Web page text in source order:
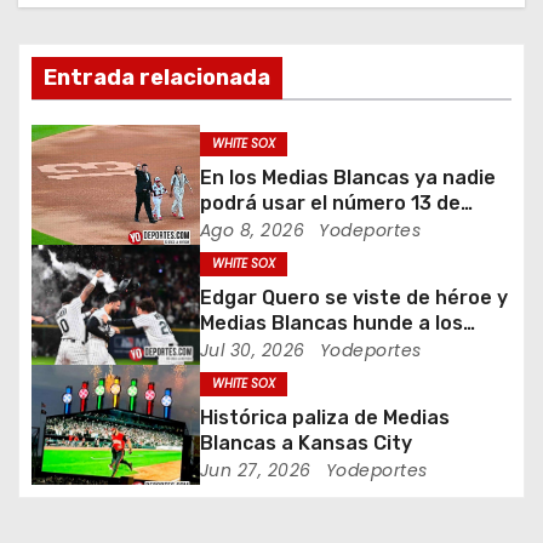
c
i
ó
n
d
e
e
n
t
Entrada relacionada
WHITE SOX
En los Medias Blancas ya nadie
podrá usar el número 13 de
Ozzie Guillén
Ago 8, 2026 Yodeportes
WHITE SOX
Edgar Quero se viste de héroe y
Medias Blancas hunde a los
Yankees de Nueva York en doce
entradas
Jul 30, 2026 Yodeportes
WHITE SOX
Histórica paliza de Medias
Blancas a Kansas City
Jun 27, 2026 Yodeportes